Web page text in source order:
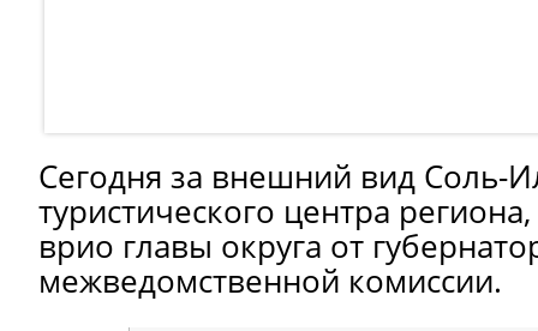
Сегодня за внешний вид Соль-
туристического центра
врио главы округа от
межведомственной комиссии.